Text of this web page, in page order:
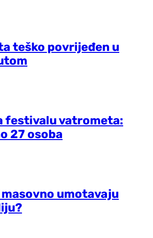
teško povrijeđen u
festivalu vatrometa:
27 osoba
umotavaju